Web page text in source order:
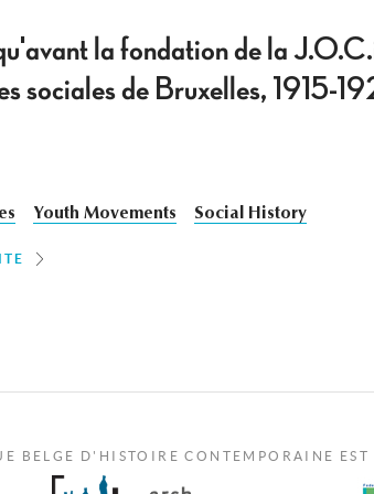
la fondation de la
sociales de Bruxelles, 1915-
Youth Movements Social History
BELGE D'HISTOIRE CONTEMPORAINE